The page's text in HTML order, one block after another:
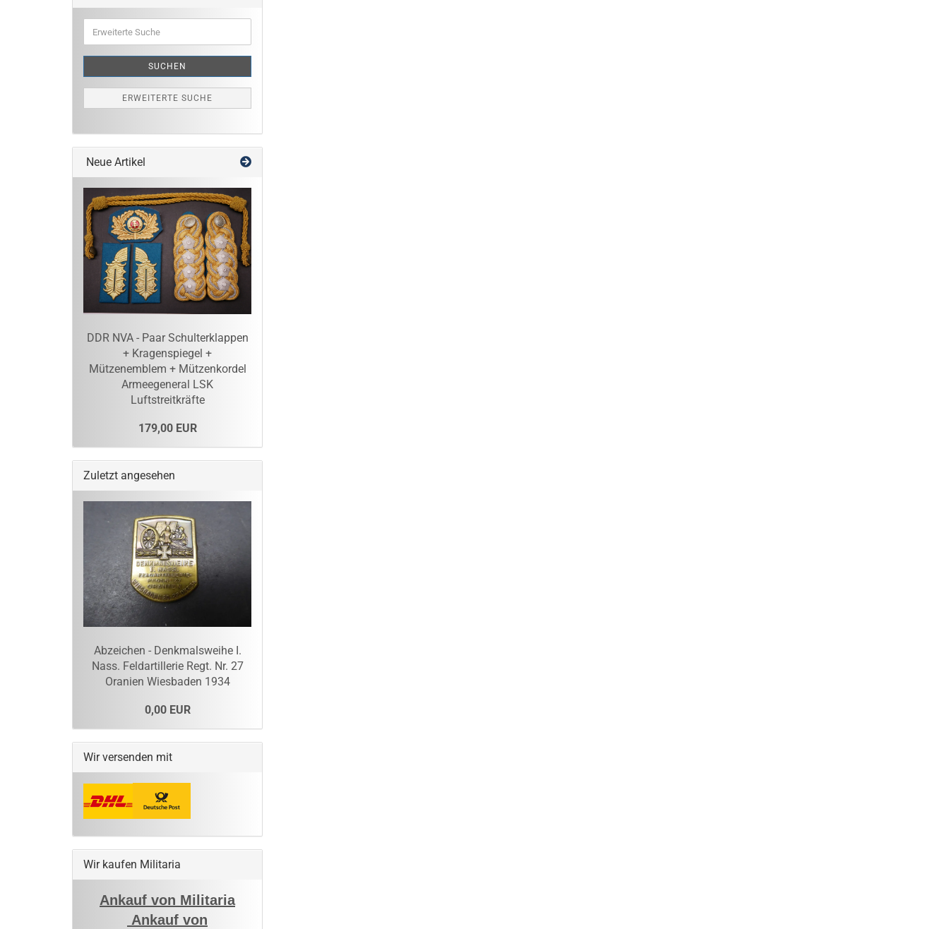
Suche
SUCHEN
ERWEITERTE SUCHE
Neue Artikel
DDR NVA - Paar Schulterklappen
+ Kragenspiegel +
Mützenemblem + Mützenkordel
Armeegeneral LSK
Luftstreitkräfte
179,00 EUR
Zuletzt angesehen
Abzeichen - Denkmalsweihe I.
Nass. Feldartillerie Regt. Nr. 27
Oranien Wiesbaden 1934
0,00 EUR
Wir versenden mit
Wir kaufen Militaria
Ankauf von Militaria
Ankauf von